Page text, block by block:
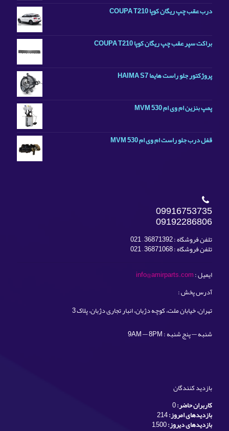
درب عقب چپ ریگان کوپا COUPA T210
براکت سپر عقب چپ ریگان کوپا COUPA T210
پروژکتور جلو راست هایما HAIMA S7
پمپ بنزین ام وی ام MVM 530
قفل درب جلو راست ام وی ام MVM 530
09916753735
09192286806
تلفن فروشگاه : 36871392 – 021
تلفن فروشگاه : 36871068 – 021
ایمیل :info@amirparts.com
آدرس پخش :
تهران، خیابان ملت، کوچه دژبان، انبار تجاری دژبان، پلاک 3
شنبه — پنج شنبه : 9AM — 8PM
بازدید کنندگان
کاربران حاضر:0
بازدیدهای امروز:214
بازدیدهای دیروز:1,500